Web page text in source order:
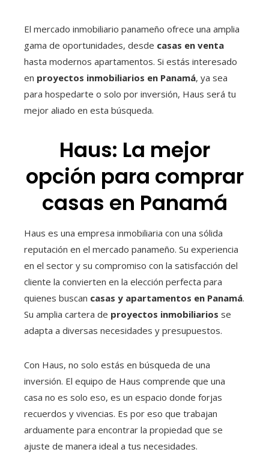
El mercado inmobiliario panameño ofrece una amplia
gama de oportunidades, desde casas en venta
hasta modernos apartamentos. Si estás interesado
en proyectos inmobiliarios en Panamá, ya sea
para hospedarte o solo por inversión, Haus será tu
mejor aliado en esta búsqueda.
Haus: La mejor
opción para comprar
casas en Panamá
Haus es una empresa inmobiliaria con una sólida
reputación en el mercado panameño. Su experiencia
en el sector y su compromiso con la satisfacción del
cliente la convierten en la elección perfecta para
quienes buscan casas y apartamentos en Panamá.
Su amplia cartera de proyectos inmobiliarios se
adapta a diversas necesidades y presupuestos.
Con Haus, no solo estás en búsqueda de una
inversión. El equipo de Haus comprende que una
casa no es solo eso, es un espacio donde forjas
recuerdos y vivencias. Es por eso que trabajan
arduamente para encontrar la propiedad que se
ajuste de manera ideal a tus necesidades.